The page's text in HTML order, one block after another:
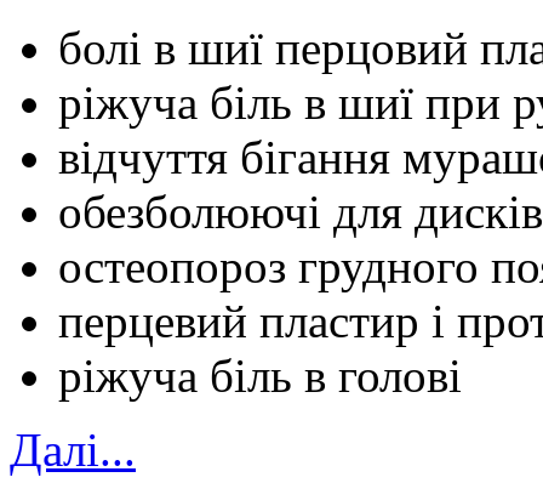
болі в шиї перцовий
ріжуча біль в шиї при
відчуття бігання
обезболюючі для дисків
остеопороз грудного
перцевий пластир і
ріжуча біль в голові
Далi...